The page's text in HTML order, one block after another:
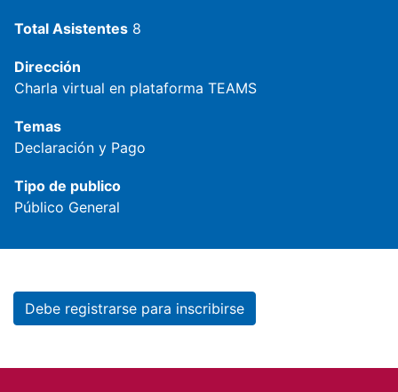
Total Asistentes 8
Dirección
Charla virtual en plataforma TEAMS
Temas
Declaración y Pago
Tipo de publico
Público General
Debe registrarse para inscribirse